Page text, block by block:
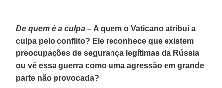
De quem é a culpa – A quem o Vaticano atribui a
culpa pelo conflito? Ele reconhece que existem
preocupações de segurança legítimas da Rússia
ou vê essa guerra como uma agressão em grande
parte não provocada?